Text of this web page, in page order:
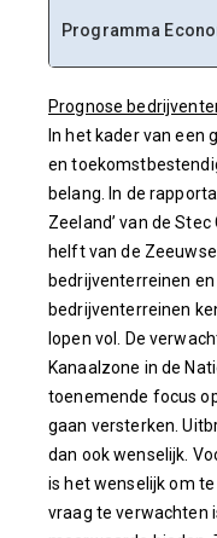
Programma
Prognose
In het kader van een
en
belang. In de
Zeeland’ van de
helft van de
bedrijventerreinen
bedrijventerreinen
lopen vol. De
Kanaalzone in de
toenemende focus
gaan versterken.
dan ook wenselijk.
is het wenselijk om
vraag te verwachten